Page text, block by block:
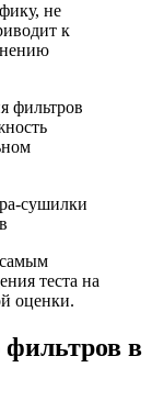
не
к
фильтров
теста на
оценки.
в